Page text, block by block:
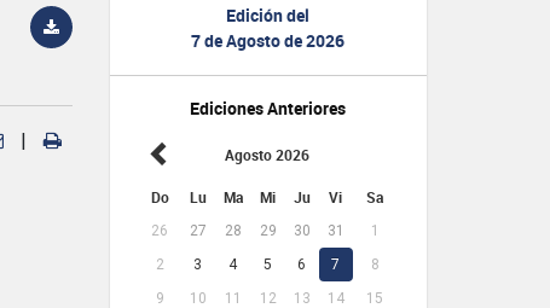
Edición del
7 de Agosto de 2026
Ediciones Anteriores
Agosto 2026
Do Lu Ma Mi Ju Vi Sa
26 27 28 29 30 31
1
2
3 4 5 6 7
8
9
10 11 12 13 14
15
|